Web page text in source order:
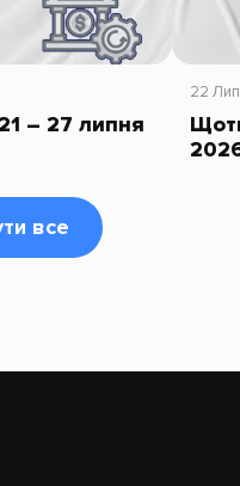
– 27 липня
22
все